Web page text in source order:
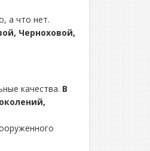
а что нет.
Черноховой,
качества. В